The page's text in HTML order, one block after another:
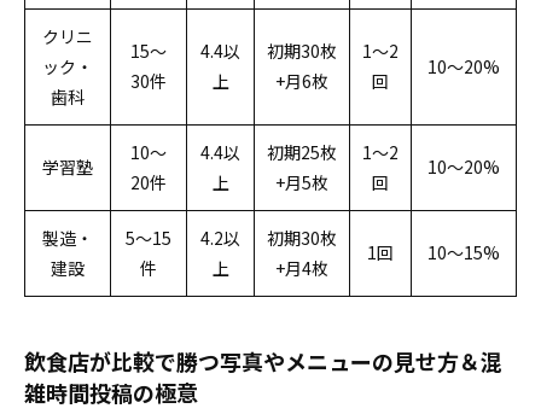
クリニ
ック・
歯科
15〜
30件
4.4以
上
初期30枚
+月6枚
1〜2
回
10〜20%
学習塾
10〜
20件
4.4以
上
初期25枚
+月5枚
1〜2
回
10〜20%
製造・
建設
5〜15
件
4.2以
上
初期30枚
+月4枚
1回 10〜15%
飲食店が比較で勝つ写真やメニューの見せ方＆混
雑時間投稿の極意